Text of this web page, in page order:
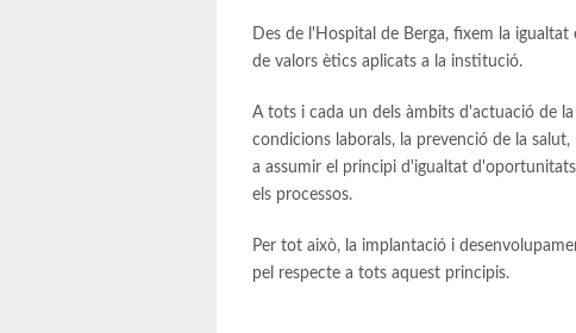
Des de l'Hospital de Berga, fixem la
de valors ètics aplicats a la institució.
A tots i cada un dels àmbits d'actuació de
condicions laborals, la prevenció de la
a assumir el principi d'igualtat
els processos.
Per tot això, la implantació i
pel respecte a tots aquest principis.